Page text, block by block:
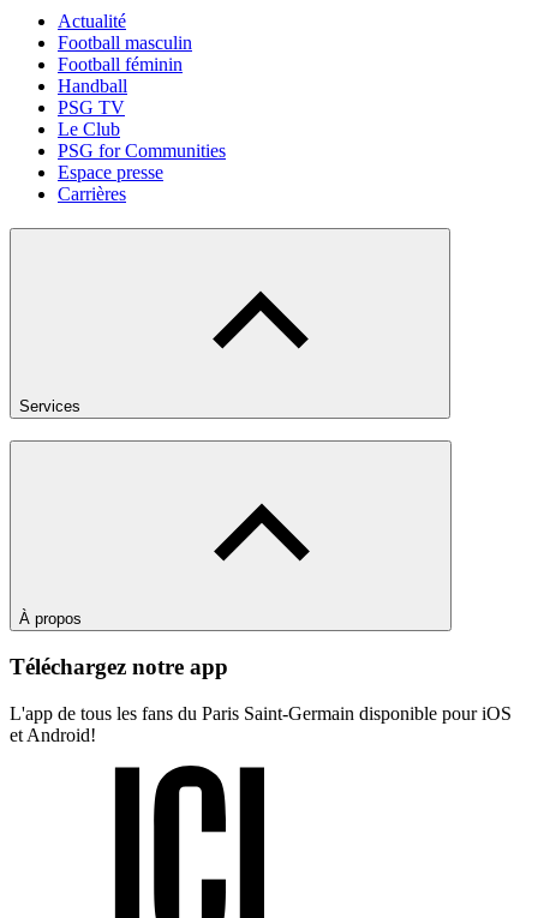
Actualité
Football masculin
Football féminin
Handball
PSG TV
Le Club
PSG for Communities
Espace presse
Carrières
Services
À propos
Téléchargez notre app
L'app de tous les fans du Paris Saint-Germain disponible pour iOS
et Android!